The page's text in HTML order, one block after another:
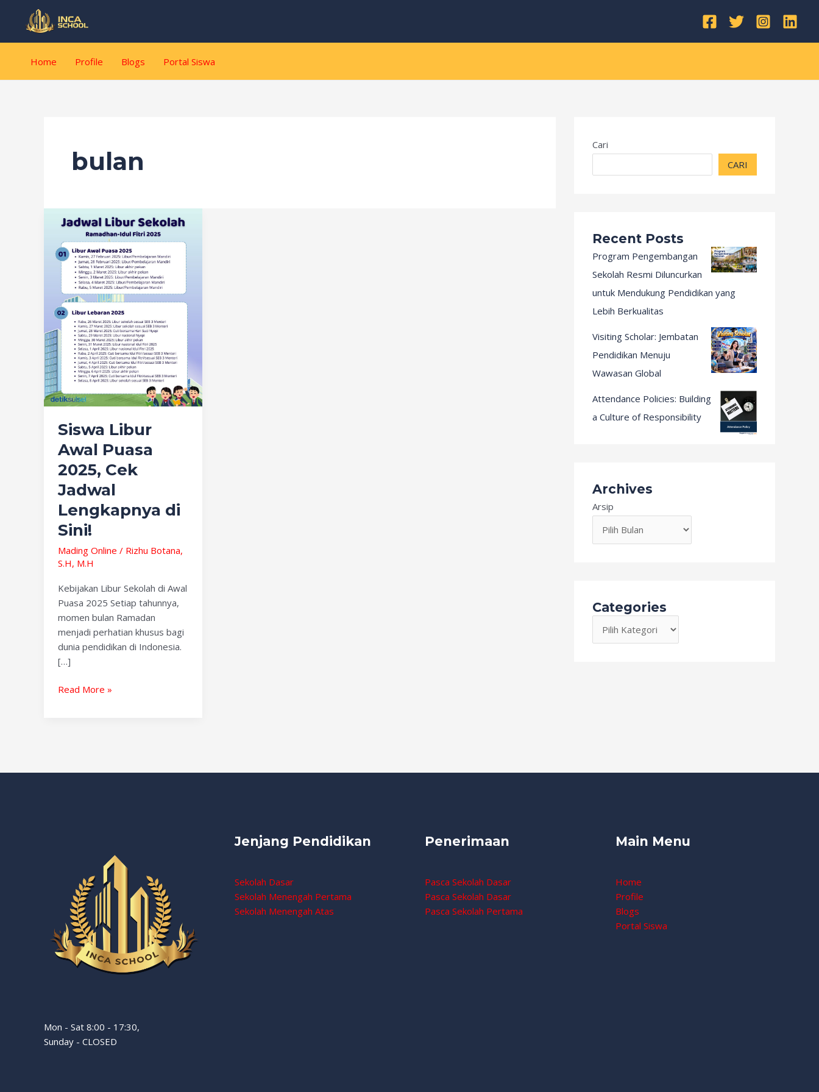
Home Profile Blogs Portal Siswa
bulan
Siswa Libur
Awal Puasa
2025, Cek
Jadwal
Lengkapnya di
Sini!
Mading Online / Rizhu Botana,
S.H, M.H
Kebijakan Libur Sekolah di Awal
Puasa 2025 Setiap tahunnya,
momen bulan Ramadan
menjadi perhatian khusus bagi
dunia pendidikan di Indonesia.
[…]
Siswa
Libur
Awal
Puasa
2025,
Cek
Jadwal
Lengkapnya
di
Sini!
Read More »
Cari
CARI
Recent Posts
Program Pengembangan
Sekolah Resmi Diluncurkan
untuk Mendukung Pendidikan yang
Lebih Berkualitas
Visiting Scholar: Jembatan
Pendidikan Menuju
Wawasan Global
Attendance Policies: Building
a Culture of Responsibility
Archives
Arsip
Categories
Mon - Sat 8:00 - 17:30,
Sunday - CLOSED
Jenjang Pendidikan
Sekolah Dasar
Sekolah Menengah Pertama
Sekolah Menengah Atas
Penerimaan
Pasca Sekolah Dasar
Pasca Sekolah Dasar
Pasca Sekolah Pertama
Main Menu
Home
Profile
Blogs
Portal Siswa